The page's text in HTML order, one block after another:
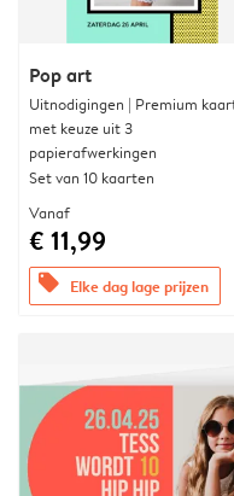
Pop art
Uitnodigingen | Premium
met keuze uit 3
papierafwerkingen
Set van 10 kaarten
Vanaf
€ 11,99
offers Elke dag lage prijzen